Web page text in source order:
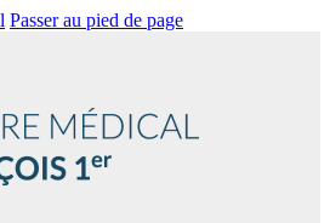
Passer au pied de page